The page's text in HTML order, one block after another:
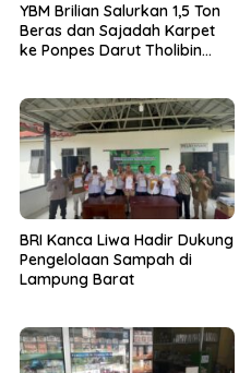
YBM Brilian Salurkan 1,5 Ton
Beras dan Sajadah Karpet
ke Ponpes Darut Tholibin
BRI Kanca Liwa Hadir Dukung
Pengelolaan Sampah di
Lampung Barat